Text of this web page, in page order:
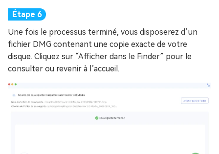
Une fois le processus terminé, vous disposerez d’un
fichier DMG contenant une copie exacte de votre
disque. Cliquez sur “Afficher dans le Finder” pour le
consulter ou revenir à l’accueil.